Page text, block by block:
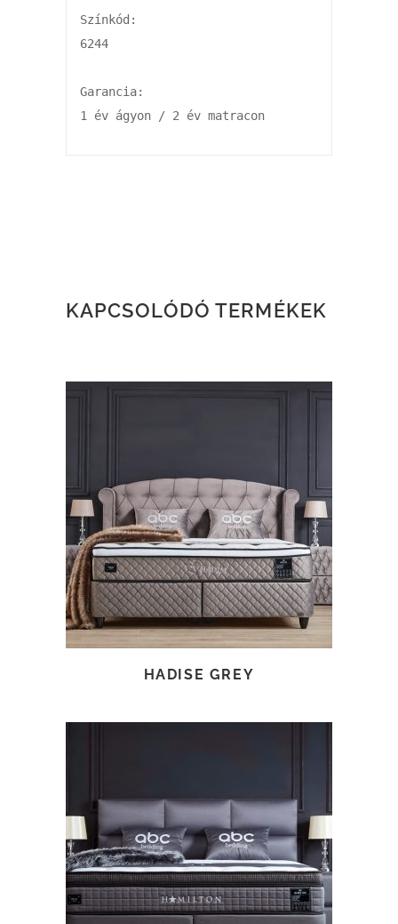
Színkód:
6244
Garancia:
1 év ágyon / 2 év matracon
KAPCSOLÓDÓ TERMÉKEK
TOVÁBB OLVASOM
HADISE GREY
TOVÁBB OLVASOM